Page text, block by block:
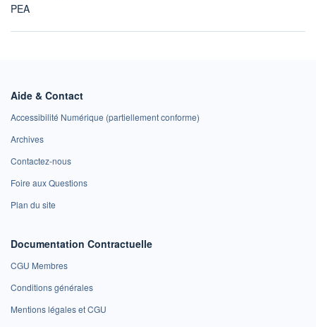
PEA
Aide & Contact
Accessibilité Numérique (partiellement conforme)
Archives
Contactez-nous
Foire aux Questions
Plan du site
Documentation Contractuelle
CGU Membres
Conditions générales
Mentions légales et CGU